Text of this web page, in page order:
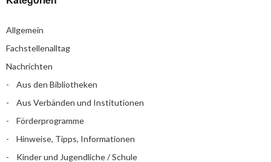
Allgemein
Fachstellenalltag
Nachrichten
Aus den Bibliotheken
Aus Verbänden und Institutionen
Förderprogramme
Hinweise, Tipps, Informationen
Kinder und Jugendliche / Schule